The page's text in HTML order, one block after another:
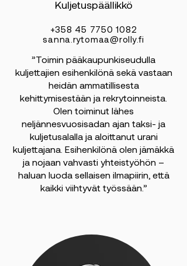
Kuljetuspäällikkö
+358 45 7750 1082
sanna.rytomaa@rolly.fi
”Toimin pääkaupunkiseudulla
kuljettajien esihenkilönä sekä vastaan
heidän ammatillisesta
kehittymisestään ja rekrytoinneista.
Olen toiminut lähes
neljännesvuosisadan ajan taksi- ja
kuljetusalalla ja aloittanut urani
kuljettajana. Esihenkilönä olen jämäkkä
ja nojaan vahvasti yhteistyöhön –
haluan luoda sellaisen ilmapiirin, että
kaikki viihtyvät työssään.”